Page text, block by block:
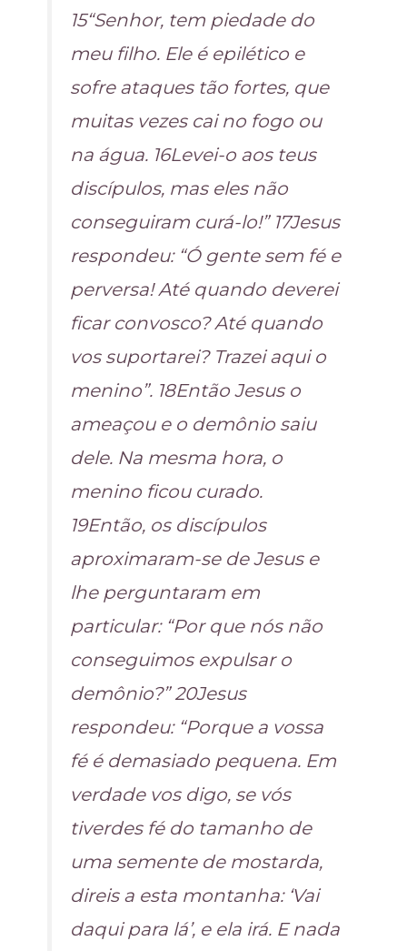
15“Senhor, tem piedade do
meu filho. Ele é epilético e
sofre ataques tão fortes, que
muitas vezes cai no fogo ou
na água. 16Levei-o aos teus
discípulos, mas eles não
conseguiram curá-lo!” 17Jesus
respondeu: “Ó gente sem fé e
perversa! Até quando deverei
ficar convosco? Até quando
vos suportarei? Trazei aqui o
menino”. 18Então Jesus o
ameaçou e o demônio saiu
dele. Na mesma hora, o
menino ficou curado.
19Então, os discípulos
aproximaram-se de Jesus e
lhe perguntaram em
particular: “Por que nós não
conseguimos expulsar o
demônio?” 20Jesus
respondeu: “Porque a vossa
fé é demasiado pequena. Em
verdade vos digo, se vós
tiverdes fé do tamanho de
uma semente de mostarda,
direis a esta montanha: ‘Vai
daqui para lá’, e ela irá. E nada